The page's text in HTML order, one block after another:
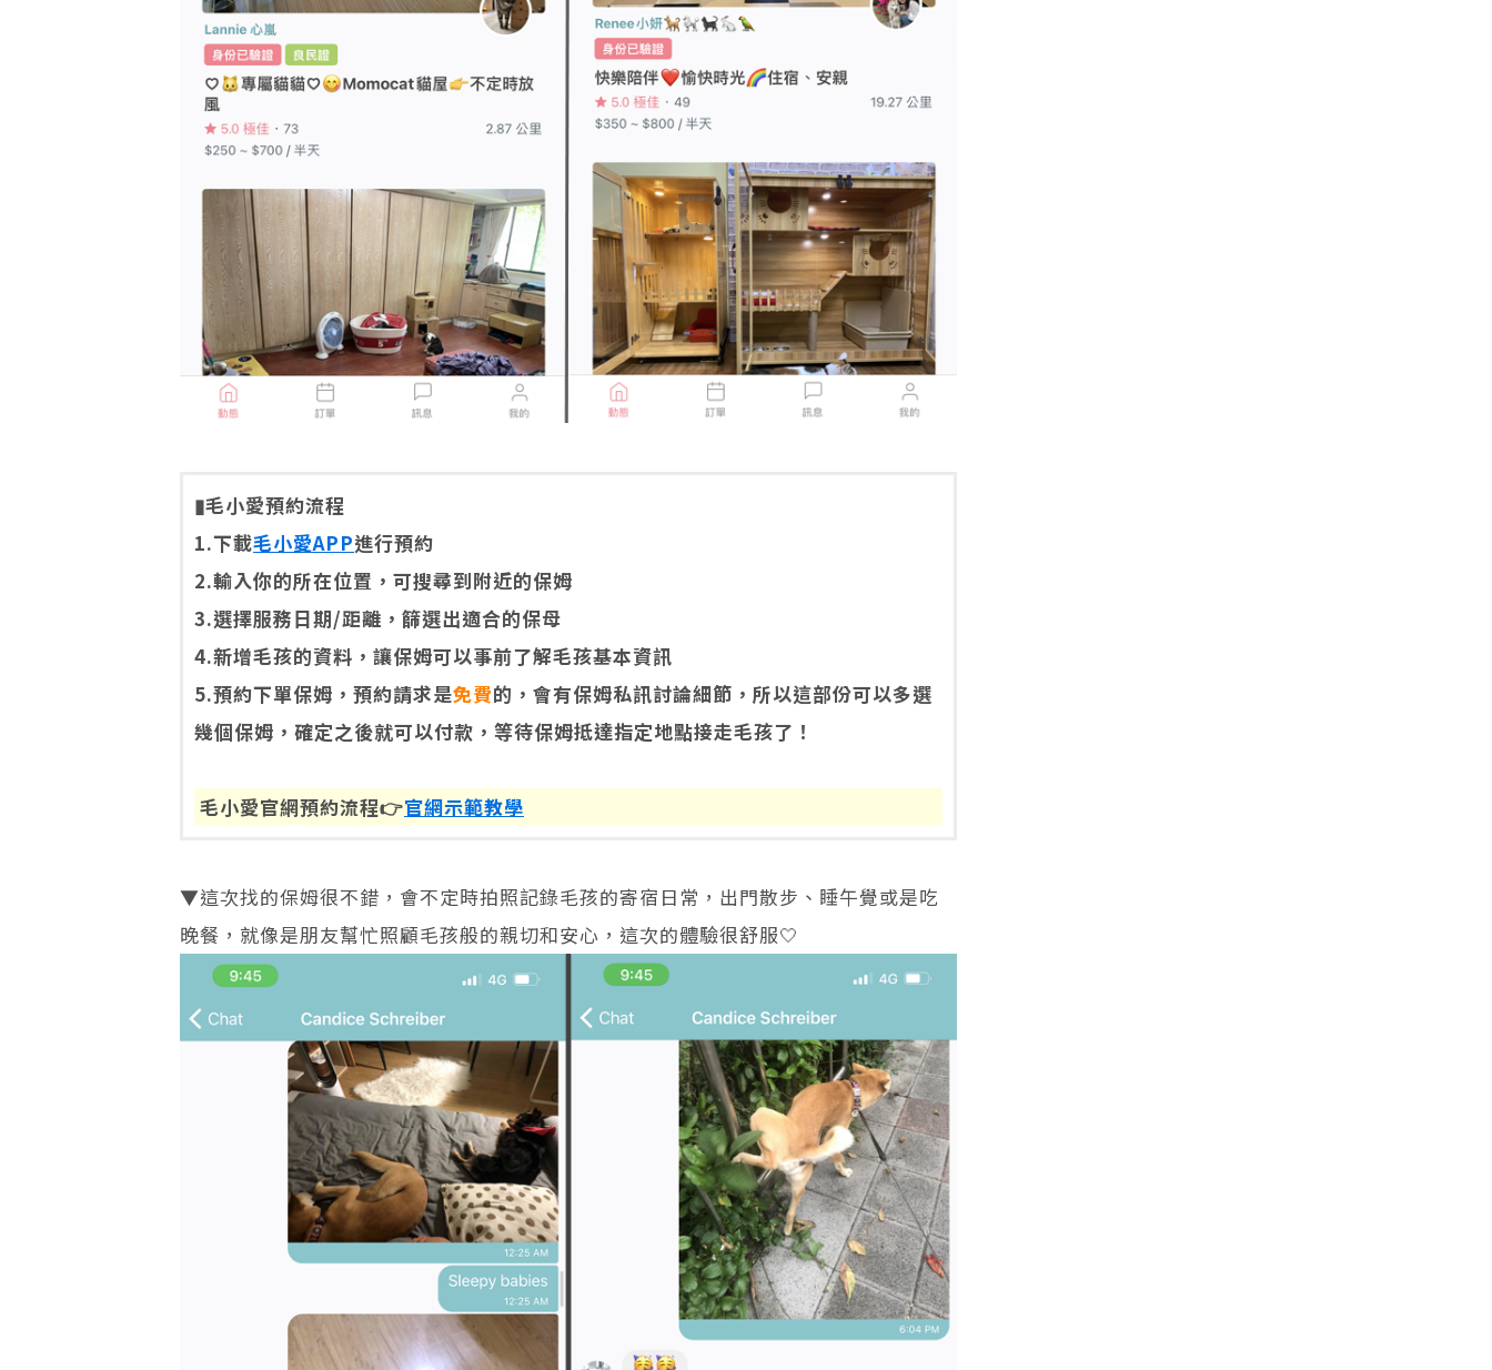
▮毛小愛預約流程
1.下載毛小愛APP進行預約
2.輸入你的所在位置，可搜尋到附近的保姆
3.選擇服務日期/距離，篩選出適合的保母
4.新增毛孩的資料，讓保姆可以事前了解毛孩基本資訊
5.預約下單保姆，預約請求是免費的，會有保姆私訊討論細節，所以這部份可以多選
幾個保姆，確定之後就可以付款，等待保姆抵達指定地點接走毛孩了！
毛小愛官網預約流程👉官網示範教學
▼這次找的保姆很不錯，會不定時拍照記錄毛孩的寄宿日常，出門散步、睡午覺或是吃
晚餐，就像是朋友幫忙照顧毛孩般的親切和安心，這次的體驗很舒服🤍